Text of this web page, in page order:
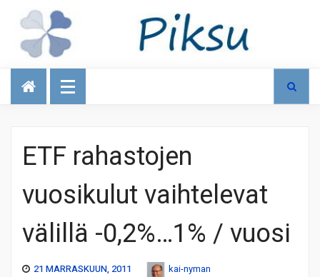
Talous
ETF rahastojen
vuosikulut vaihtelevat
välillä -0,2%…1% / vuosi
21 MARRASKUUN, 2011 kai-nyman